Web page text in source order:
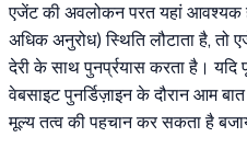
एजेंट की अवलोकन परत यहां आवश्यक
अधिक अनुरोध) स्थिति लौटाता है, तो
देरी के साथ पुनर्प्रयास करता है।
वेबसाइट पुनर्डिज़ाइन के दौरान आम
मूल्य तत्व की पहचान कर सकता है